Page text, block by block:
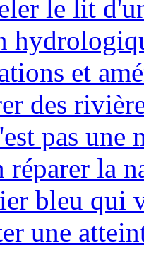
le lit
et
des
pas une
réparer la
bleu qui
une